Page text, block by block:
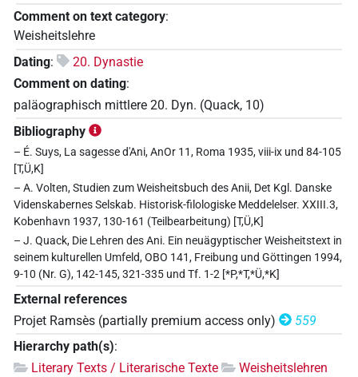
Comment on text category:
Weisheitslehre
Dating:
20. Dynastie
Comment on dating:
paläographisch mittlere 20. Dyn. (Quack, 10)
Bibliography
– É. Suys, La sagesse d'Ani, AnOr 11, Roma 1935, viii-ix und 84-105
[T,Ü,K]
– A. Volten, Studien zum Weisheitsbuch des Anii, Det Kgl. Danske
Videnskabernes Selskab. Historisk-filologiske Meddelelser. XXIII.3,
Kobenhavn 1937, 130-161 (Teilbearbeitung) [T,Ü,K]
– J. Quack, Die Lehren des Ani. Ein neuägyptischer Weisheitstext in
seinem kulturellen Umfeld, OBO 141, Freibung und Göttingen 1994,
9-10 (Nr. G), 142-145, 321-335 und Tf. 1-2 [*P,*T,*Ü,*K]
External references
Projet Ramsès (partially premium access only)
559
Hierarchy path(s):
Literary Texts / Literarische Texte
Weisheitslehren